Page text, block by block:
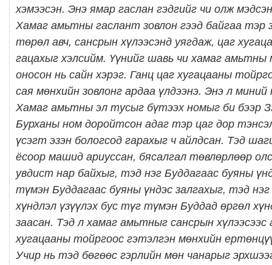
хэмээсэн. Энэ ямар гаслан гэдгийг чи олж
Хамаг амьтны гаслант зовлон гээд байгаа тэр
төрөл авч, сансрын хүлээсэнд уягдаж, цаг
гацахыг хэлсийм. Үүнийг шавь чи хамаг амьтны
оносон нь сайн хэрэг. Ганц цаг хугацааны
сая мөнхийн зовлонг ардаа үлдээнэ. Энэ л
Хамаг амьтны эл тусыг бүтээх номыг би бээр
Бурханы ном доройтсон адаг тэр цаг дор
үсэгт эзэн бологсод гарахыг ч айлдсан. Тэд
ёсоор машид ариуссан, бясалгал төвлөрлөөр
увдист нар байхыг, тэд нэг Буддагаас буяны
түмэн Буддагаас буяны үндэс залгахыг, тэд
хүндлэл үзүүлэх бус түг түмэн Буддад өргөл
заасан. Тэд л хамаг амьтныг сансрын хүлээсээс
хугацааны тойргоос гэтэлгэн мөнхийн
Учир нь тэд бөгөөс гэрлийн мөн чанарыг